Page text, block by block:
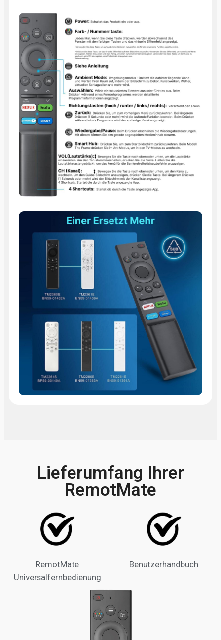
Lieferumfang Ihrer
RemotMate
RemotMate
Universalfernbedienung
Benutzerhandbuch